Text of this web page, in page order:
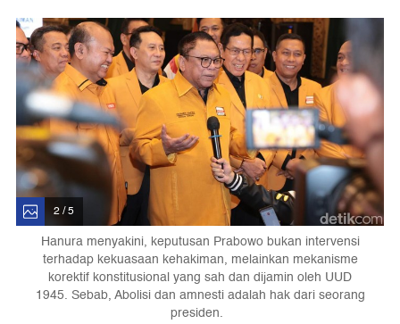
2 / 5
Hanura menyakini, keputusan Prabowo bukan intervensi
terhadap kekuasaan kehakiman, melainkan mekanisme
korektif konstitusional yang sah dan dijamin oleh UUD
1945. Sebab, Abolisi dan amnesti adalah hak dari seorang
presiden.